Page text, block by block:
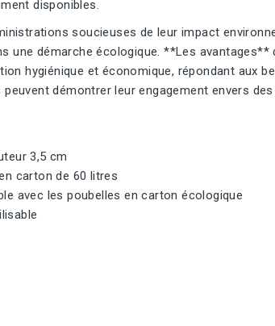
disponibles.
soucieuses de leur impact
une démarche écologique. **Les
hygiénique et économique, répondant aux
démontrer leur engagement envers
3,5 cm
carton de 60 litres
avec les poubelles en carton écologique